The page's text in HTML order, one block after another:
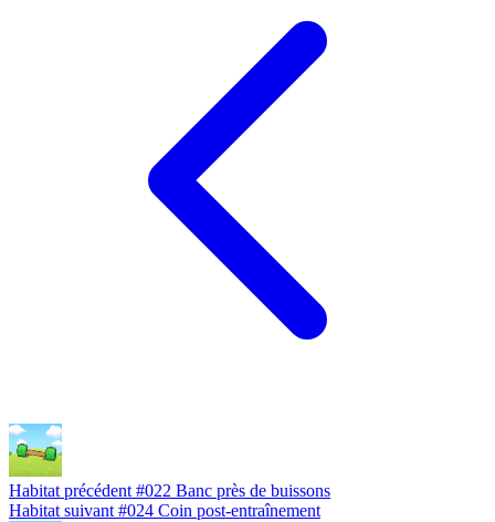
Habitat précédent #022 Banc près de buissons
Habitat suivant #024 Coin post-entraînement